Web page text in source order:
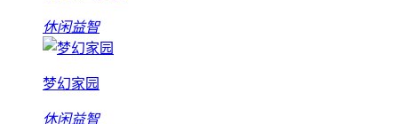
休闲益智
梦幻家园
休闲益智